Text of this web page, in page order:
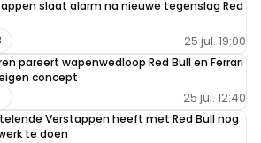
slaat alarm na nieuwe tegenslag Red
25 jul. 19:00
pareert wapenwedloop Red Bull en Ferrari
concept
25 jul. 12:40
Verstappen heeft met Red Bull nog
te doen